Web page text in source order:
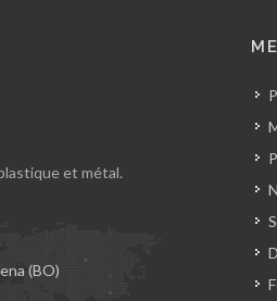
et métal.
(BO)